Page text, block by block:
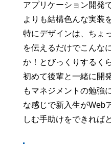
アプリケーション開発
よりも結構色んな実装
特にデザインは、ちょ
を伝えるだけでこんな
か！とびっくりするく
初めて後輩と一緒に開
もマネジメントの勉強
な感じで新入生がWeb
しむ手助けをできれば